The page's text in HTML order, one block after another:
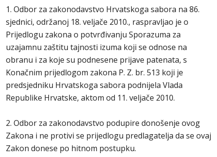
1. Odbor za zakonodavstvo Hrvatskoga sabora na 86.
sjednici, održanoj 18. veljače 2010., raspravljao je o
Prijedlogu zakona o potvrđivanju Sporazuma za
uzajamnu zaštitu tajnosti izuma koji se odnose na
obranu i za koje su podnesene prijave patenata, s
Konačnim prijedlogom zakona P. Z. br. 513 koji je
predsjedniku Hrvatskoga sabora podnijela Vlada
Republike Hrvatske, aktom od 11. veljače 2010.
2. Odbor za zakonodavstvo podupire donošenje ovog
Zakona i ne protivi se prijedlogu predlagatelja da se ovaj
Zakon donese po hitnom postupku.